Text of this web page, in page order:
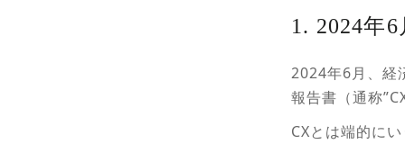
1. 2024年
2024年6月、経
報告書（通称
CXとは端的に